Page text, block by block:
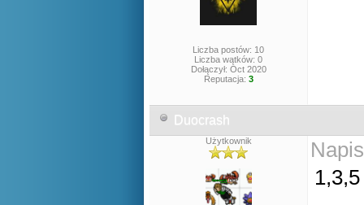
Liczba postów: 10
Liczba wątków: 0
Dołączył: Oct 2020
Reputacja: 3
Duocrash
Użytkownik